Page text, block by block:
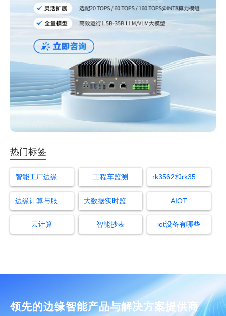
热门标签
工程车监测 rk3562和rk3566对比
大数据实时监控景区客流量 AIOT
云计算 智能抄表 iot设备有哪些
领先的边缘智能产品与解决方案提供商